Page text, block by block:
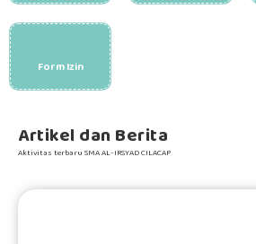
Form Izin
Artikel dan Berita
Aktivitas terbaru SMA AL-IRSYAD CILACAP